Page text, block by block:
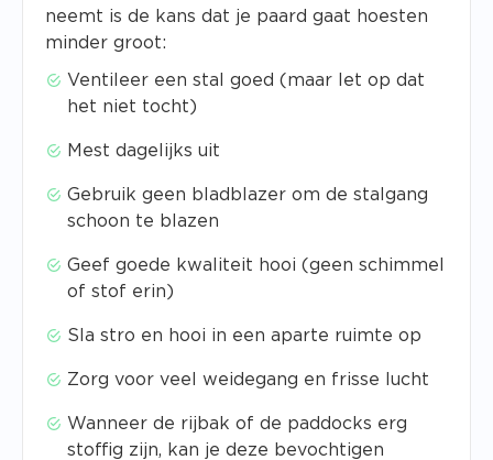
neemt is de kans dat je paard gaat hoesten
minder groot:
Ventileer een stal goed (maar let op dat
het niet tocht)
Mest dagelijks uit
Gebruik geen bladblazer om de stalgang
schoon te blazen
Geef goede kwaliteit hooi (geen schimmel
of stof erin)
Sla stro en hooi in een aparte ruimte op
Zorg voor veel weidegang en frisse lucht
Wanneer de rijbak of de paddocks erg
stoffig zijn, kan je deze bevochtigen